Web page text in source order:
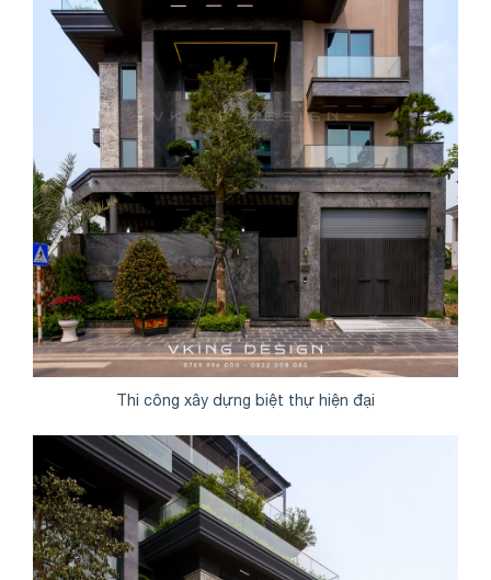
Thi công xây dựng biệt thự hiện đại